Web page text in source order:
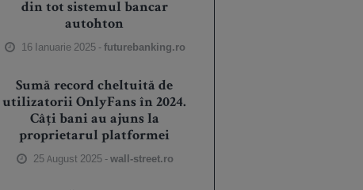
din tot sistemul bancar
autohton
16 Ianuarie 2025 -futurebanking.ro
Sumă record cheltuită de
utilizatorii OnlyFans în 2024.
Câți bani au ajuns la
proprietarul platformei
25 August 2025 -wall-street.ro